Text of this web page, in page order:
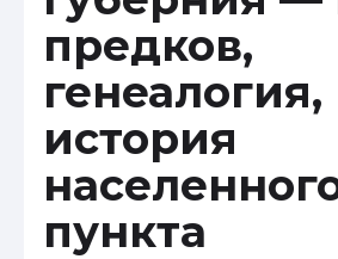
предков,
генеалогия,
история
пункта